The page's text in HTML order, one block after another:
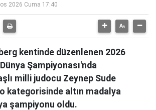
2026 Cuma 17:40
kentinde düzenlenen 2026
Şampiyonası'nda
milli judocu Zeynep Sude
kategorisinde altın madalya
şampiyonu oldu.